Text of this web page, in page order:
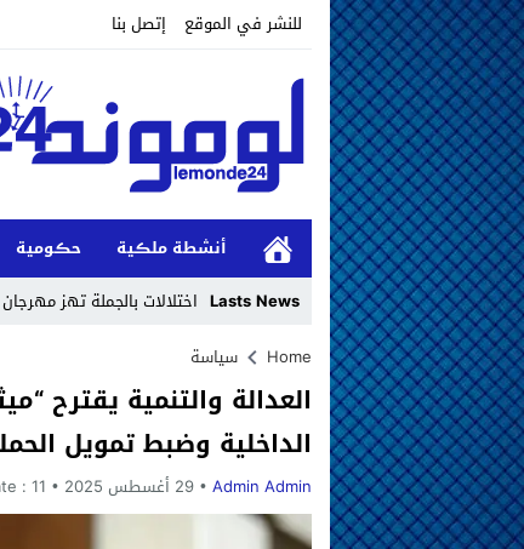
للنشر في الموقع إتصل بنا
أنشطة ملڪية حڪومية
Lasts News اختلالات بالجملة تهز
Stop
Previous
Next
Home سياسة
العدالة والتنمية يقترح
الداخلية وضبط تمويل
Admin Admin 29 أغسطس 2025 :11 شهر ago